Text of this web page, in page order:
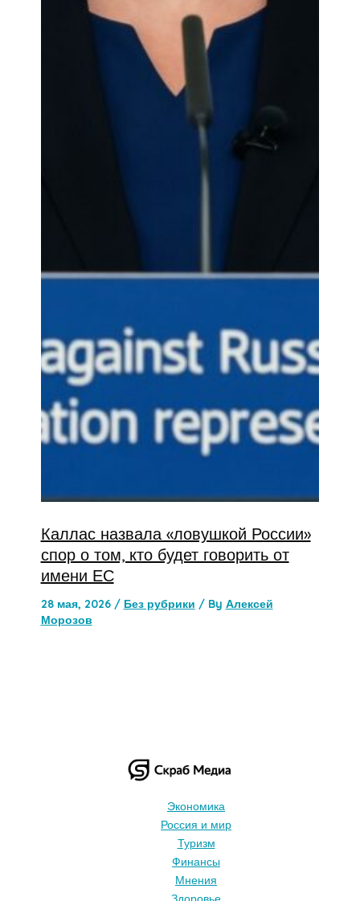
Каллас назвала «ловушкой России»
спор о том, кто будет говорить от
имени ЕС
28 мая, 2026 / Без рубрики / By Алексей
Морозов
Экономика
Россия и мир
Туризм
Финансы
Мнения